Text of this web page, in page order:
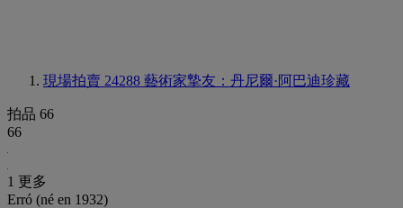
現場拍賣 24288 藝術家摯友：丹尼爾·阿巴迪珍藏
拍品 66
66
1 更多
Erró (né en 1932)